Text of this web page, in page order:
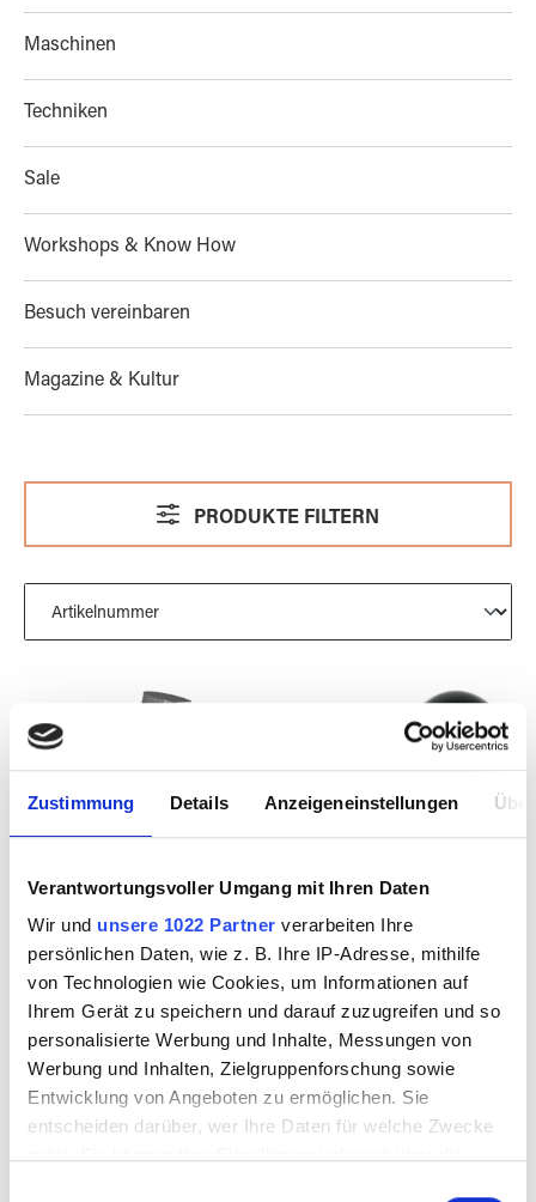
Zustimmung Details Anzeigeneinstellungen
Verantwortungsvoller Umgang mit Ihren Daten
Wir und unsere 1022 Partner verarbeiten Ihre
persönlichen Daten, wie z. B. Ihre IP-Adresse, mithilfe
von Technologien wie Cookies, um Informationen auf
Ihrem Gerät zu speichern und darauf zuzugreifen und so
personalisierte Werbung und Inhalte, Messungen von
Werbung und Inhalten, Zielgruppenforschung sowie
Entwicklung von Angeboten zu ermöglichen. Sie
entscheiden darüber, wer Ihre Daten für welche Zwecke
Maschinen
Techniken
Sale
Workshops & Know How
Besuch vereinbaren
Magazine & Kultur
PRODUKTE FILTERN